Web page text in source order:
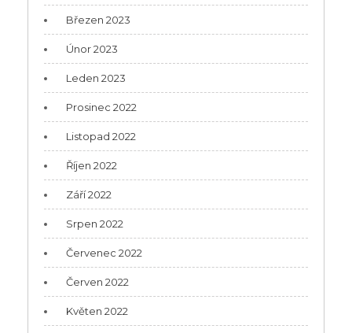
Březen 2023
Únor 2023
Leden 2023
Prosinec 2022
Listopad 2022
Říjen 2022
Září 2022
Srpen 2022
Červenec 2022
Červen 2022
Květen 2022